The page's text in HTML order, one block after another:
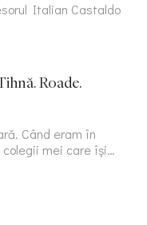
Italian Castaldo
Roade.
Când eram în
mei care își…